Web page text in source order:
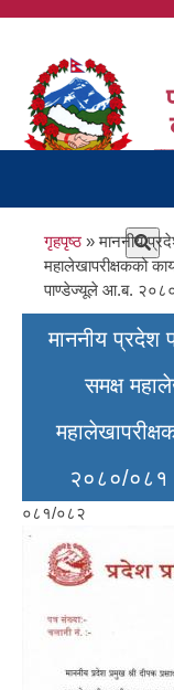
content
गृहपृष्ठ
माननीय
महालेखापरीक्षकको
पाण्डेज्यूले आ.ब.
माननीय प्रदेश
समक्ष
२०८०/०८१
०८१/०८२